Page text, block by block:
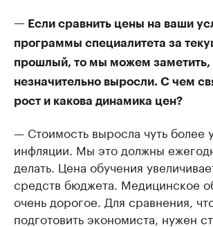
— Если сравнить цены на ваши
программы специалитета за
прошлый, то мы можем заметить,
незначительно выросли. С чем
рост и какова динамика цен?
— Стоимость выросла чуть более
инфляции. Мы это должны
делать. Цена обучения
средств бюджета. Медицинское
очень дорогое. Для сравнения,
подготовить экономиста, нужен